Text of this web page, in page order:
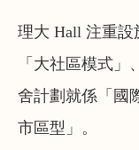
理大 Hall 注重設
「大社區模式
舍計劃就係「國
市區型」。